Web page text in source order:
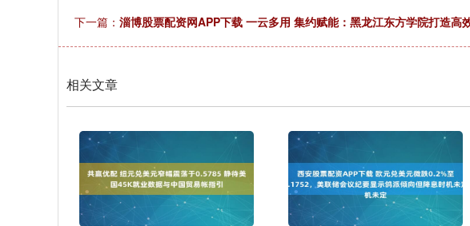
下一篇： 淄博股票配资网APP下载 一云多用 集约赋能：黑龙江东方学院打造高
相关文章